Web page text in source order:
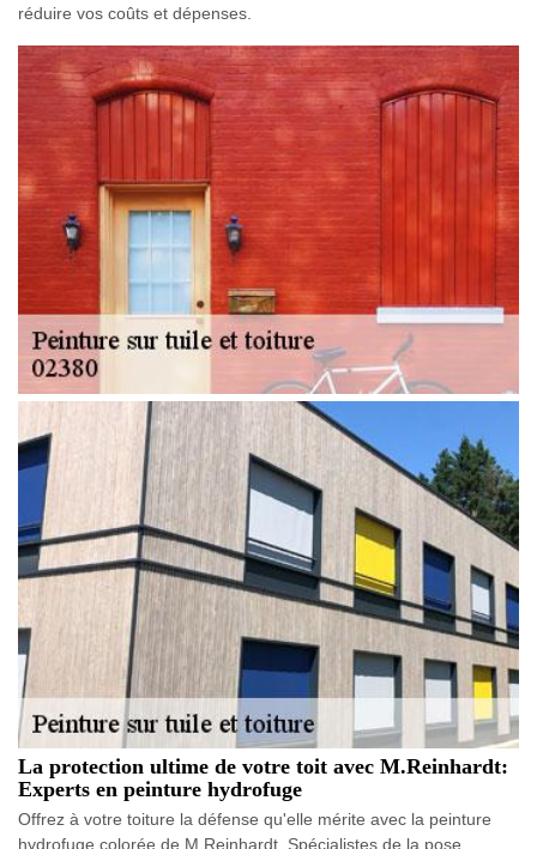
réduire vos coûts et dépenses.
La protection ultime de votre toit avec M.Reinhardt:
Experts en peinture hydrofuge
Offrez à votre toiture la défense qu'elle mérite avec la peinture
hydrofuge colorée de M.Reinhardt. Spécialistes de la pose